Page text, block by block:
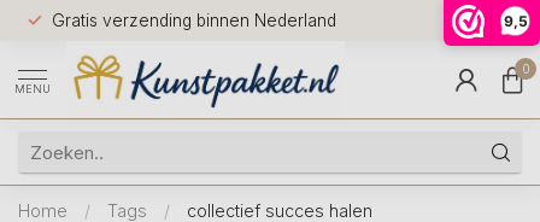
9,5
Gratis verzending binnen Nederland
Voor
huis
9.5
MENU
0
Home / Tags / collectief succes halen